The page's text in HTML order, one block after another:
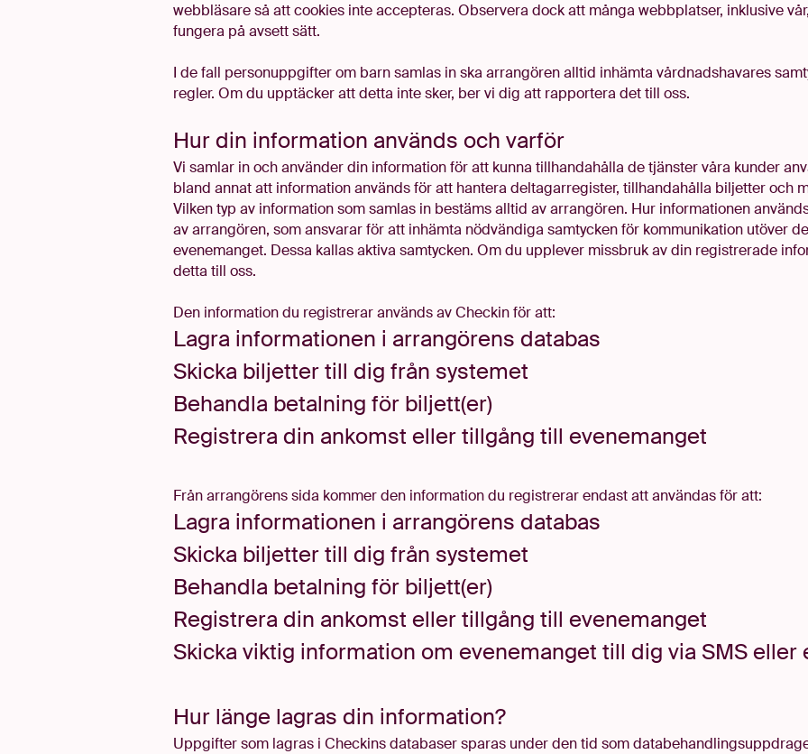
webbläsare så att cookies inte accepteras. Observera dock att många webbplatser, inklusive
fungera på avsett sätt.
I de fall personuppgifter om barn samlas in ska arrangören alltid inhämta vårdnadshavares
regler. Om du upptäcker att detta inte sker, ber vi dig att rapportera det till oss.
Hur din information används och varför
Vi samlar in och använder din information för att kunna tillhandahålla de tjänster våra kunder
bland annat att information används för att hantera deltagarregister, tillhandahålla biljetter och
Vilken typ av information som samlas in bestäms alltid av arrangören. Hur informationen
av arrangören, som ansvarar för att inhämta nödvändiga samtycken för kommunikation utöver
evenemanget. Dessa kallas aktiva samtycken. Om du upplever missbruk av din registrerade
detta till oss.
Den information du registrerar används av Checkin för att:
Lagra informationen i arrangörens databas
Skicka biljetter till dig från systemet
Behandla betalning för biljett(er)
Registrera din ankomst eller tillgång till evenemanget
Från arrangörens sida kommer den information du registrerar endast att användas för att:
Lagra informationen i arrangörens databas
Skicka biljetter till dig från systemet
Behandla betalning för biljett(er)
Registrera din ankomst eller tillgång till evenemanget
Skicka viktig information om evenemanget till dig via SMS eller
Hur länge lagras din information?
Uppgifter som lagras i Checkins databaser sparas under den tid som